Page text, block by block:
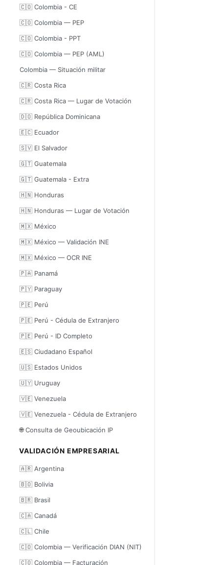
🇨🇴 Colombia - CE
🇨🇴 Colombia — PEP
🇨🇴 Colombia - PPT
🇨🇴 Colombia — PEP (AML)
Colombia — Situación militar
🇨🇷 Costa Rica
🇨🇷 Costa Rica — Lugar de Votación
🇩🇴 República Dominicana
🇪🇨 Ecuador
🇸🇻 El Salvador
🇬🇹 Guatemala
🇬🇹 Guatemala - Extra
🇭🇳 Honduras
🇭🇳 Honduras — Lugar de Votación
🇲🇽 México
🇲🇽 México — Validación INE
🇲🇽 México — OCR INE
🇵🇦 Panamá
🇵🇾 Paraguay
🇵🇪 Perú
🇵🇪 Perú - Cédula de Extranjero
🇵🇪 Perú - ID Completo
🇪🇸 Ciudadano Español
🇺🇸 Estados Unidos
🇺🇾 Uruguay
🇻🇪 Venezuela
🇻🇪 Venezuela - Cédula de Extranjero
🌐 Consulta de Geoubicación IP
VALIDACIÓN EMPRESARIAL
🇦🇷 Argentina
🇧🇴 Bolivia
🇧🇷 Brasil
🇨🇦 Canadá
🇨🇱 Chile
🇨🇴 Colombia — Verificación DIAN (NIT)
🇨🇴 Colombia — Facturación